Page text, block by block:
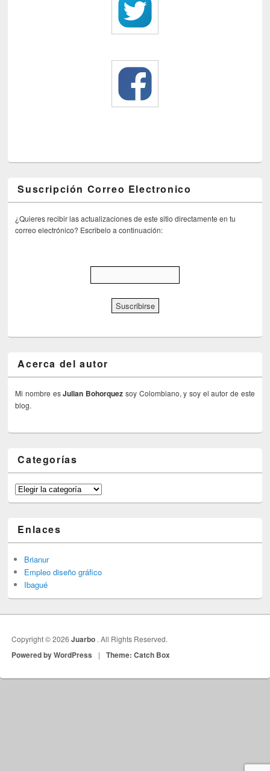
Suscripción Correo Electronico
¿Quieres recibir las actualizaciones de este sitio directamente en tu
correo electrónico? Escribelo a continuación:
Acerca del autor
Mi nombre esJulian Bohorquez soy Colombiano, y soy el autor de este
blog.
Categorías
Categorías
Enlaces
Brianur
Empleo diseño gráfico
Ibagué
Copyright © 2026Juarbo . All Rights Reserved.
Powered by WordPress | Theme: Catch Box